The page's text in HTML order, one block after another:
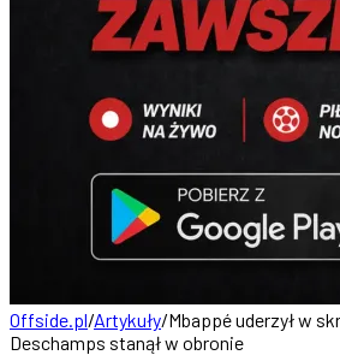
Offside.pl/Artykuły/Mbappé uderzył w
Deschamps stanął w obronie